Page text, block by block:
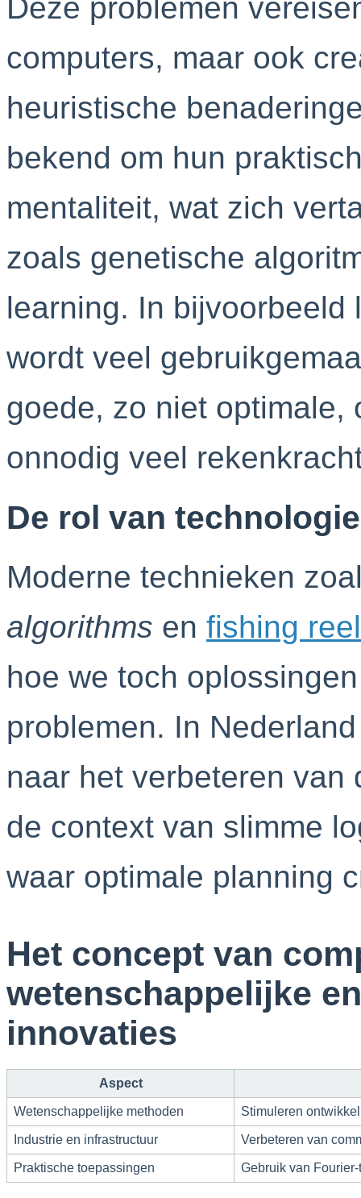
Deze problemen
computers, maar ook
heuristische
bekend om hun
mentaliteit, wat zich
zoals genetische
learning. In
wordt veel
goede, zo niet optimale,
onnodig veel
De rol van
Moderne technieken
algorithms en fishing
hoe we toch
problemen. In
naar het verbeteren van
de context van slimme
waar optimale planning
Het concept van
wetenschappelijke
innovaties
Aspect
Wetenschappelijke methoden Stimuleren
Industrie en infrastructuur Verbeteren van
Praktische toepassingen Gebruik van